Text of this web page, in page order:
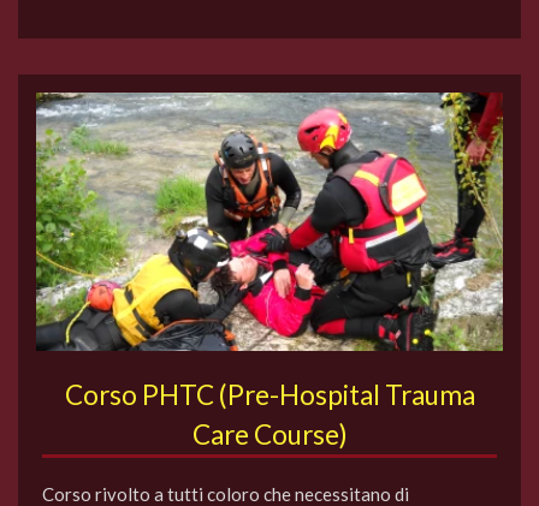
Corso PHTC (Pre-Hospital Trauma
Care Course)
Corso rivolto a tutti coloro che necessitano di